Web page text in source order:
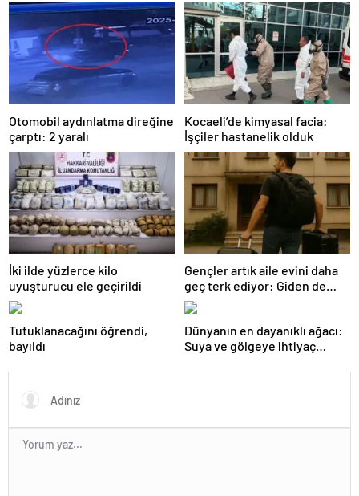
Otomobil aydınlatma direğine
çarptı: 2 yaralı
Kocaeli’de kimyasal facia:
İşçiler hastanelik olduk
İki ilde yüzlerce kilo
uyuşturucu ele geçirildi
Gençler artık aile evini daha
geç terk ediyor: Giden de
geri dönüyor
Tutuklanacağını öğrendi,
bayıldı
Dünyanın en dayanıklı ağacı:
Suya ve gölgeye ihtiyaç
veriyor!